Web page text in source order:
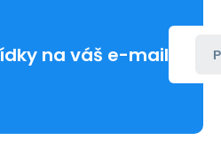
na váš e-mail